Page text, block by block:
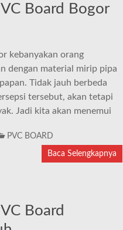
Board Bogor
kebanyakan orang
dengan material mirip pipa
Tidak jauh berbeda
tersebut, akan tetapi
Jadi kita akan menemui
PVC BOARD
Baca Selengkapnya
Board